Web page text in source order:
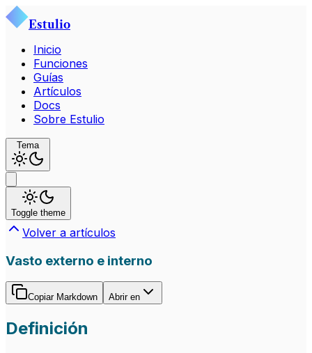
Estulio
Inicio
Funciones
Guías
Artículos
Docs
Sobre Estulio
Tema
Toggle theme
Volver a artículos
Vasto externo e interno
Copiar Markdown Abrir en
Definición